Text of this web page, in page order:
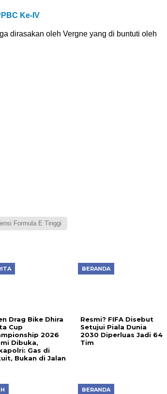
Ke-IV
dirasakan oleh Vergne yang di buntuti oleh
Formula E Tinggi
Drag Bike Dhira
Cup
2026
Dibuka,
Gas di
Bukan di Jalan
BERANDA
Resmi? FIFA Disebut
Setujui Piala Dunia
2030 Diperluas Jadi 64
Tim
BERANDA